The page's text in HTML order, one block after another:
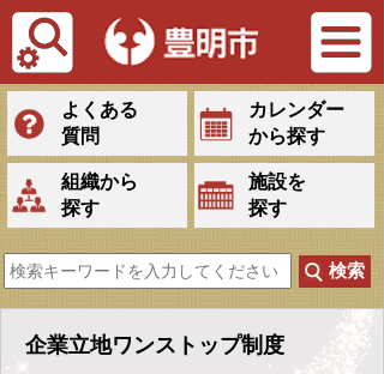
Tiếng Việt
よくある
質問
カレンダー
から探す
組織から
探す
施設を
探す
企業立地ワンストップ制度